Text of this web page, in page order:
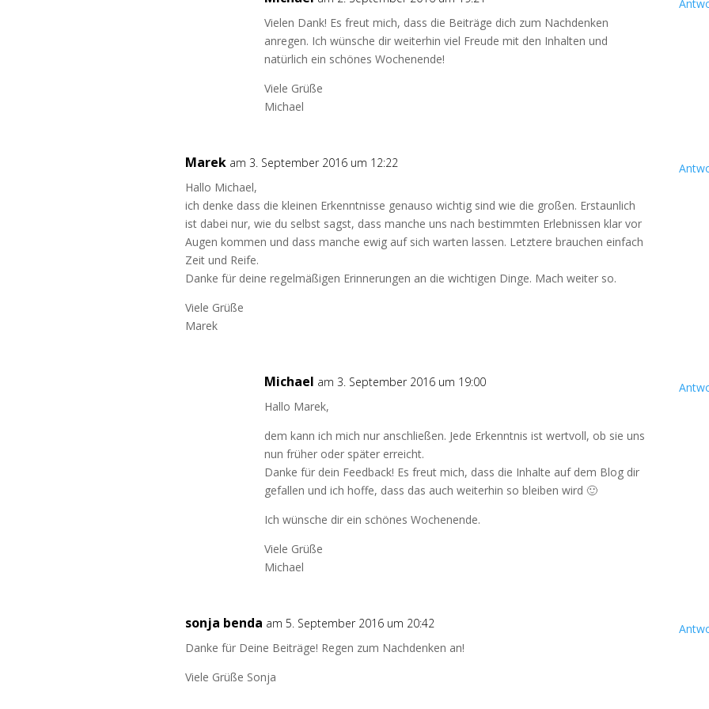
Vielen Dank! Es freut mich, dass die Beiträge dich zum Nachdenken
anregen. Ich wünsche dir weiterhin viel Freude mit den Inhalten und
natürlich ein schönes Wochenende!
Viele Grüße
Michael
Marek am 3. September 2016 um 12:22
Hallo Michael,
ich denke dass die kleinen Erkenntnisse genauso wichtig sind wie die großen. Erstaunlich
ist dabei nur, wie du selbst sagst, dass manche uns nach bestimmten Erlebnissen klar vor
Augen kommen und dass manche ewig auf sich warten lassen. Letztere brauchen einfach
Zeit und Reife.
Danke für deine regelmäßigen Erinnerungen an die wichtigen Dinge. Mach weiter so.
Viele Grüße
Marek
Michael am 3. September 2016 um 19:00
Hallo Marek,
dem kann ich mich nur anschließen. Jede Erkenntnis ist wertvoll, ob sie uns
nun früher oder später erreicht.
Danke für dein Feedback! Es freut mich, dass die Inhalte auf dem Blog dir
gefallen und ich hoffe, dass das auch weiterhin so bleiben wird 🙂
Ich wünsche dir ein schönes Wochenende.
Viele Grüße
Michael
sonja benda am 5. September 2016 um 20:42
Danke für Deine Beiträge! Regen zum Nachdenken an!
Viele Grüße Sonja